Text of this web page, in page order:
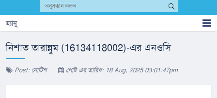
ম্যানু
নিশাত তারান্নুম (16134118002)-এর এনওসি
Post: নোটিশ পোষ্ট এর তারিখ: 18 Aug, 2025 03:01:47pm